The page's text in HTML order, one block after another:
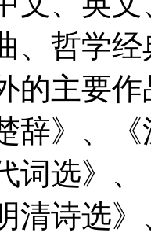
、哲学
的主要
辞》、
词选》
清诗选